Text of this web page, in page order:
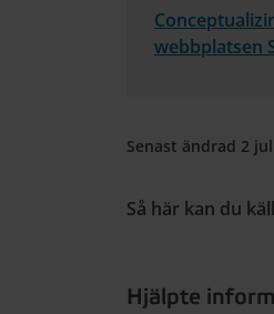
webbplatsen
Senast ändrad 2
Så här kan du
Hjälpte